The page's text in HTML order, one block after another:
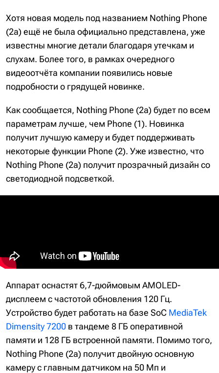
Хотя новая модель под названием Nothing Phone
(2a) ещё не была официально представлена, уже
известны многие детали благодаря утечкам и
слухам. Более того, в рамках очередного
видеоотчёта компании появились новые
подробности о грядущей новинке.
Как сообщается, Nothing Phone (2a) будет по всем
параметрам лучше, чем Phone (1). Новинка
получит лучшую камеру и будет поддерживать
некоторые функции Phone (2). Уже известно, что
Nothing Phone (2a) получит прозрачный дизайн со
светодиодной подсветкой.
Аппарат оснастят 6,7-дюймовым AMOLED-
дисплеем с частотой обновления 120 Гц.
Устройство будет работать на базе SoC MediaTek
Dimensity 7200 в тандеме 8 ГБ оперативной
памяти и 128 ГБ встроенной памяти. Помимо того,
Nothing Phone (2a) получит двойную основную
камеру с главным датчиком на 50 Мп и